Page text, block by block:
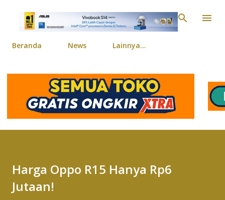
Langsung ke konten
Beranda News Lainnya…
Harga Oppo R15 Hanya Rp6
Jutaan!